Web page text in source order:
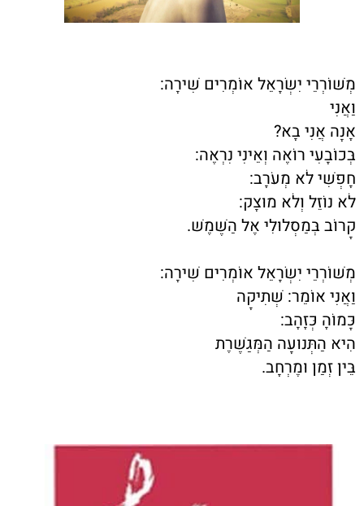
מְשׁוֹרְרֵי יִשְׂרָאֵל אוֹמְרִים שִׁירָה:
וַאֲנִי
אָנָה אֲנִי בָא?
בְּכוֹבָעִי רוֹאֶה וְאֵינִי נִרְאֶה:
חָפְשִׁי לֹא מְעֹרָב:
לֹא נוֹזֵל וְלֹא מוּצָק:
קָרוֹב בְּמַסְלוּלִי אֶל הַשֶּׁמֶשׁ.
מְשׁוֹרְרֵי יִשְׂרָאֵל אוֹמְרִים שִׁירָה:
וַאֲנִי אוֹמֵר: שְׁתִיקָה
כָּמוֹהָ כְּזָהָב:
הִיא הַתְּנוּעָה הַמְּגַשֶּׁרֶת
בֵּין זְמַן וּמֶרְחָב.